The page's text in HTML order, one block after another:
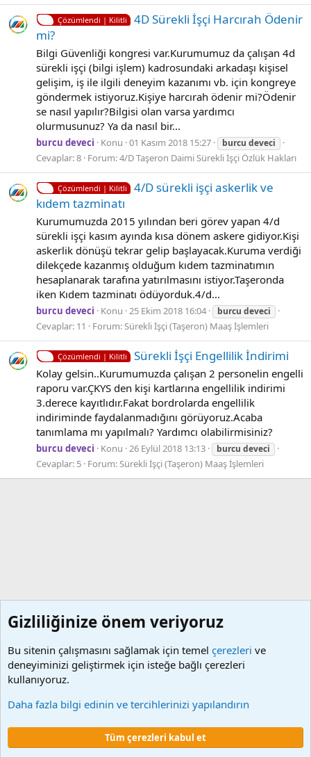
Çözümlendi | Kilitli
4D Sürekli İşçi Harcırah Ödenir
mi?
Bilgi Güvenliği kongresi var.Kurumumuz da çalışan 4d
sürekli işçi (bilgi işlem) kadrosundaki arkadaşı kişisel
gelişim, iş ile ilgili deneyim kazanımı vb. için kongreye
göndermek istiyoruz.Kişiye harcırah ödenir mi?Ödenir
se nasıl yapılır?Bilgisi olan varsa yardımcı
olurmusunuz? Ya da nasıl bir...
burcu deveci Konu 01 Kasım 2018 15:27 burcu deveci
Cevaplar: 8 Forum:4/D Taşeron Daimi Sürekli İşçi Özlük Hakları
Çözümlendi | Kilitli
4/D sürekli işçi askerlik ve
kıdem tazminatı
Kurumumuzda 2015 yılından beri görev yapan 4/d
sürekli işçi kasım ayında kısa dönem askere gidiyor.Kişi
askerlik dönüşü tekrar gelip başlayacak.Kuruma verdiği
dilekçede kazanmış olduğum kıdem tazminatımın
hesaplanarak tarafına yatırılmasını istiyor.Taşeronda
iken Kıdem tazminatı ödüyorduk.4/d...
burcu deveci Konu 25 Ekim 2018 16:04 burcu deveci
Cevaplar: 11 Forum:Sürekli İşçi (Taşeron) Maaş İşlemleri
Çözümlendi | Kilitli Sürekli İşçi Engellilik İndirimi
Kolay gelsin..Kurumumuzda çalışan 2 personelin engelli
raporu var.ÇKYS den kişi kartlarına engellilik indirimi
3.derece kayıtlıdır.Fakat bordrolarda engellilik
indiriminde faydalanmadığını görüyoruz.Acaba
tanımlama mı yapılmalı? Yardımcı olabilirmisiniz?
burcu deveci Konu 26 Eylül 2018 13:13 burcu deveci
Cevaplar: 5 Forum: Sürekli İşçi (Taşeron) Maaş İşlemleri
Çerezler
Şartlar ve kurallar
Gizlilik politikası Yardım Ana sayfa
Gizliliğinize önem veriyoruz
Bu sitenin çalışmasını sağlamak için temel çerezleri ve
deneyiminizi geliştirmek için isteğe bağlı çerezleri
kullanıyoruz.
Daha fazla bilgi edinin ve tercihlerinizi yapılandırın
Tüm çerezleri kabul et